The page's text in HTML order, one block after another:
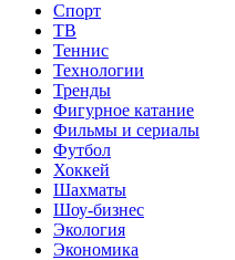
Спорт
ТВ
Теннис
Технологии
Тренды
Фигурное катание
Фильмы и сериалы
Футбол
Хоккей
Шахматы
Шоу-бизнес
Экология
Экономика